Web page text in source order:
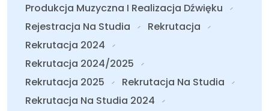
Produkcja Muzyczna I Realizacja Dźwięku
Rejestracja Na Studia
Rekrutacja
Rekrutacja 2024
Rekrutacja 2024/2025
Rekrutacja 2025
Rekrutacja Na Studia
Rekrutacja Na Studia 2024